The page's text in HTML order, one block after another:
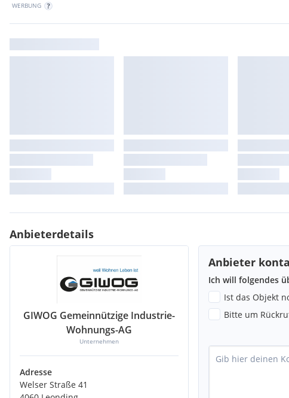
WERBUNG
Anbieterdetails
GIWOG Gemeinnützige Industrie-
Wohnungs-AG
Unternehmen
Adresse
Welser Straße 41
Anbieter
Ich will folgendes
Ist das Objekt
Bitte um